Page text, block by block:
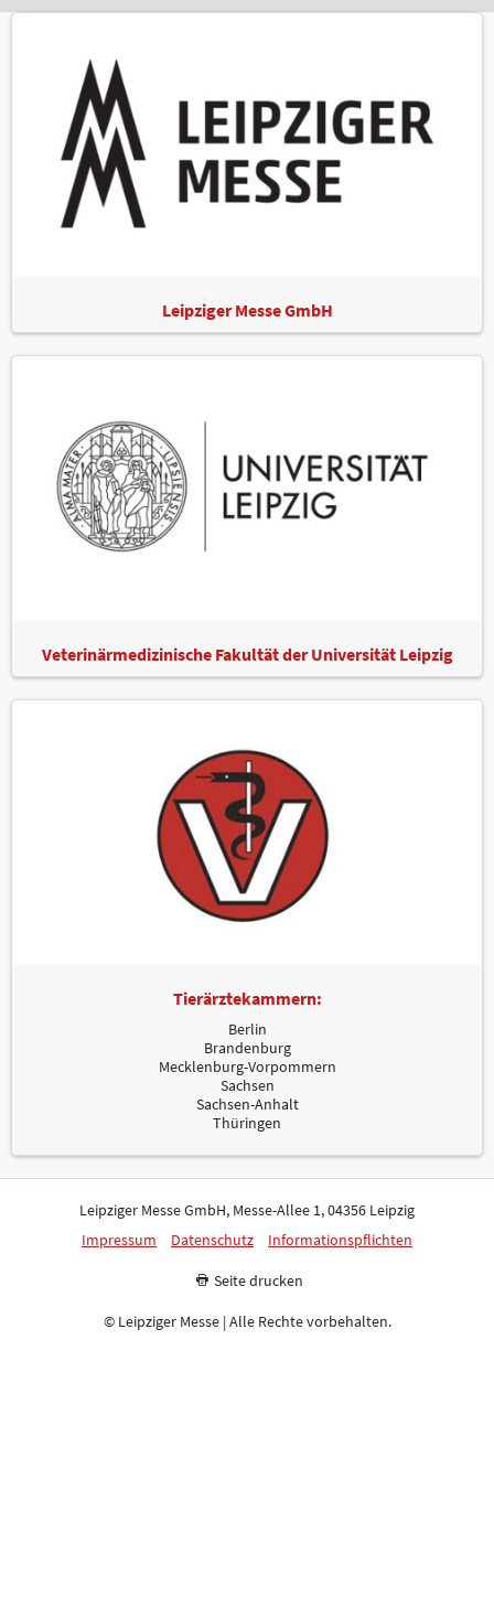
Leipziger Messe GmbH
Veterinärmedizinische Fakultät der Universität Leipzig
Tierärztekammern:
Berlin
Brandenburg
Mecklenburg-Vorpommern
Sachsen
Sachsen-Anhalt
Thüringen
Leipziger Messe GmbH, Messe-Allee 1, 04356 Leipzig
Impressum
Datenschutz Informationspflichten
Seite drucken
© Leipziger Messe | Alle Rechte vorbehalten.